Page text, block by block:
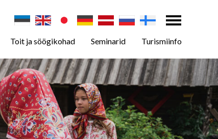
Toit ja söögikohad Seminarid Turismiinfo